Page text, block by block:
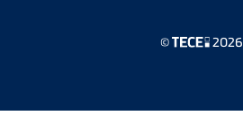
© 2026